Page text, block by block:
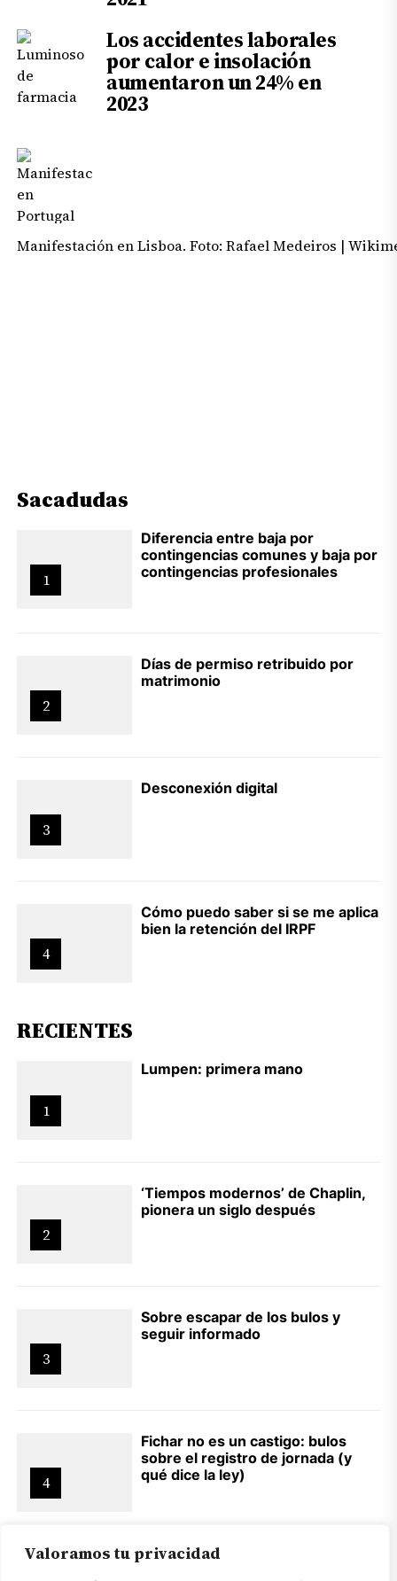
Valoramos tu privacidad
Los accidentes laborales
por calor e insolación
aumentaron un 24% en
2023
Manifestación en Lisboa. Foto: Rafael Medeiros |
Sacadudas
1
Diferencia entre baja por
contingencias comunes y baja por
contingencias profesionales
2
Días de permiso retribuido por
matrimonio
3
Desconexión digital
4
Cómo puedo saber si se me aplica
bien la retención del IRPF
RECIENTES
1
Lumpen: primera mano
2
‘Tiempos modernos’ de Chaplin,
pionera un siglo después
3
Sobre escapar de los bulos y
seguir informado
4
Fichar no es un castigo: bulos
sobre el registro de jornada (y
qué dice la ley)